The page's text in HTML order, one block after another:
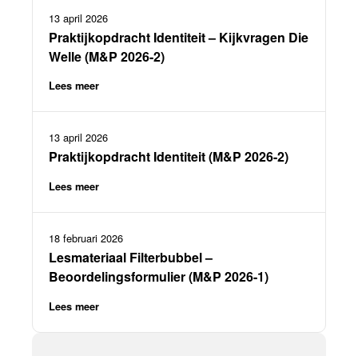
13 april 2026
Praktijkopdracht Identiteit – Kijkvragen Die
Welle (M&P 2026-2)
Lees meer
13 april 2026
Praktijkopdracht Identiteit (M&P 2026-2)
Lees meer
18 februari 2026
Lesmateriaal Filterbubbel –
Beoordelingsformulier (M&P 2026-1)
Lees meer